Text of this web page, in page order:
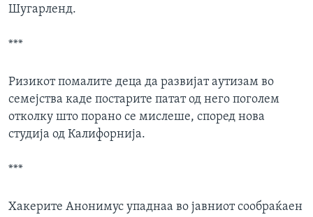
Шугарленд.
***
Ризикот помалите деца да развијат аутизам во
семејства каде постарите патат од него поголем
отколку што порано се мислеше, според нова
студија од Калифорнија.
***
Хакерите Анонимус упаднаа во јавниот сообраќаен